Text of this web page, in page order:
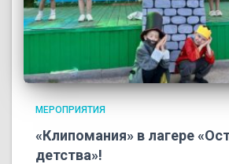
МЕРОПРИЯТИЯ
«Клипомания» в лагере
детства»!